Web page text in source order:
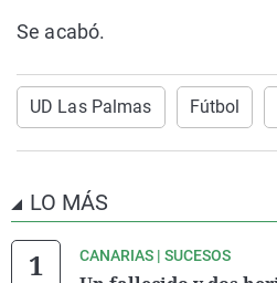
Se acabó.
UD Las Palmas Fútbol
LO MÁS
CANARIAS | SUCESOS